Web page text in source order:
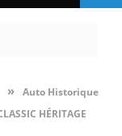
» Auto Historique
HÉRITAGE